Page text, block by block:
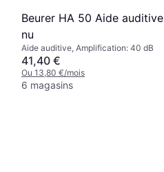
Beurer HA 50 Aide auditive
nu
Aide auditive, Amplification: 40 dB
41,40 €
Ou 13,80 €/mois
6 magasins